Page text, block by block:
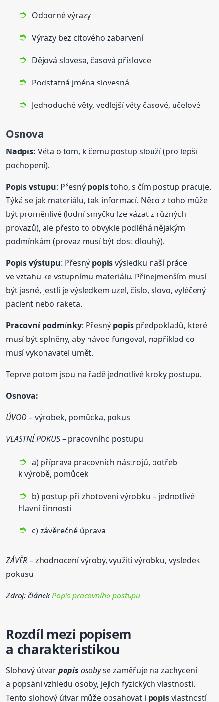
Odborné výrazy
Výrazy bez citového zabarvení
Dějová slovesa, časová příslovce
Podstatná jména slovesná
Jednoduché věty, vedlejší věty časové, účelové
Osnova
Nadpis: Věta o tom, k čemu postup slouží (pro lepší
pochopení).
Popisvstupu: Přesný popistoho, s čím postup pracuje.
Týká se jak materiálu, tak informací. Něco z toho může
být proměnlivé (lodní smyčku lze vázat z různých
provazů), ale přesto to obvykle podléhá nějakým
podmínkám (provaz musí být dost dlouhý).
Popisvýstupu: Přesný popisvýsledku naší práce
ve vztahu ke vstupnímu materiálu. Přinejmenším musí
být jasné, jestli je výsledkem uzel, číslo, slovo, vyléčený
pacient nebo raketa.
Pracovní podmínky: Přesný popis předpokladů, které
musí být splněny, aby návod fungoval, například co
musí vykonavatel umět.
Teprve potom jsou na řadě jednotlivé kroky postupu.
Osnova:
ÚVOD– výrobek, pomůcka, pokus
VLASTNÍ POKUS– pracovního postupu
a) příprava pracovních nástrojů, potřeb
k výrobě, pomůcek
b) postup při zhotovení výrobku – jednotlivé
hlavní činnosti
c) závěrečné úprava
ZÁVĚR– zhodnocení výroby, využití výrobku, výsledek
pokusu
Zdroj: článekPopis pracovního postupu
Rozdíl mezi popisem
a charakteristikou
Slohový útvarpopis osobyse zaměřuje na zachycení
a popsání vzhledu osoby, jejích fyzických vlastností.
Tento slohový útvar může obsahovat i popisvlastností